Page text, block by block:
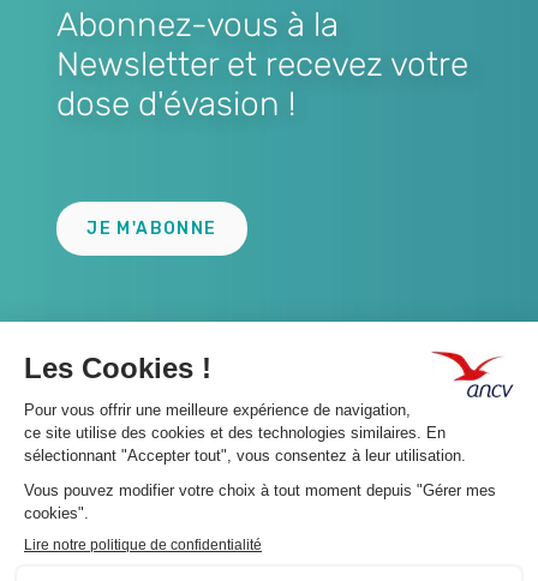
Abonnez-vous à la
Newsletter et recevez votre
dose d'évasion !
JE M'ABONNE
A propos 👇